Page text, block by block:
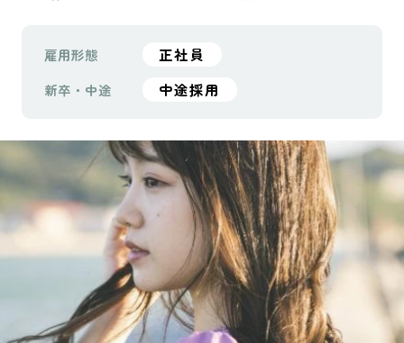
雇用形態 正社員
新卒・中途 中途採用